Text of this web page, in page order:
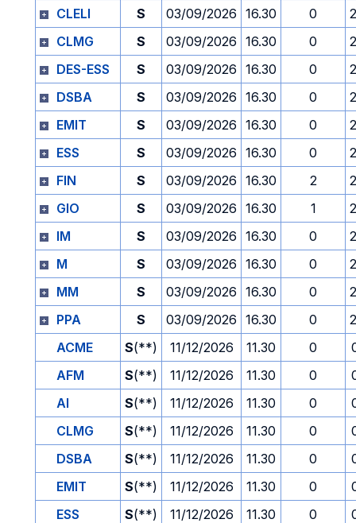
CLELI
S 03/09/2026 16.30 0
CLMG
S 03/09/2026 16.30 0
DES-ESS
S 03/09/2026 16.30 0
DSBA
S 03/09/2026 16.30 0
EMIT
S 03/09/2026 16.30 0
ESS
S 03/09/2026 16.30 0
FIN
S 03/09/2026 16.30 2
GIO
S 03/09/2026 16.30 1
IM
S 03/09/2026 16.30 0
M
S 03/09/2026 16.30 0
MM
S 03/09/2026 16.30 0
PPA
S 03/09/2026 16.30 0
ACME
S(**) 11/12/2026 11.30 0
AFM
S(**) 11/12/2026 11.30 0
AI
S(**) 11/12/2026 11.30 0
CLMG
S(**) 11/12/2026 11.30 0
DSBA
S(**) 11/12/2026 11.30 0
EMIT
S(**) 11/12/2026 11.30 0
ESS
S(**) 11/12/2026 11.30 0